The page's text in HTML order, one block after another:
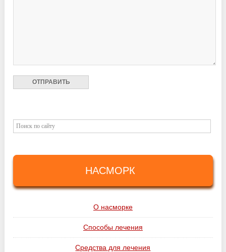
НАСМОРК
О насморке
Способы лечения
Средства для лечения